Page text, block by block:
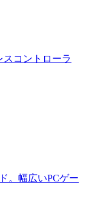
コントローラ
。幅広いPCゲー